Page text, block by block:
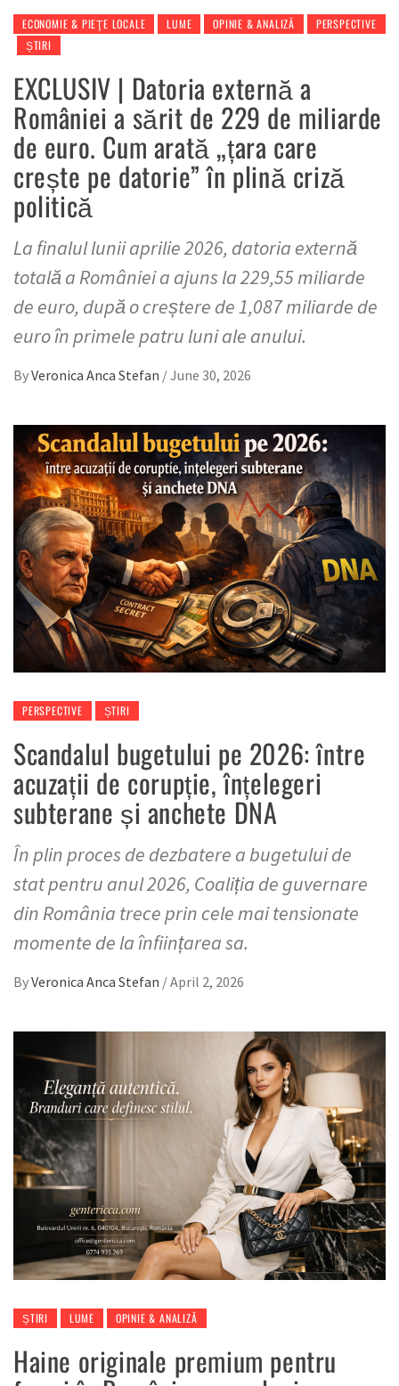
ECONOMIE & PIEŢE LOCALE LUME OPINIE & ANALIZĂ
PERSPECTIVE
ȘTIRI
EXCLUSIV | Datoria externă a
României a sărit de 229 de miliarde
de euro. Cum arată „țara care
crește pe datorie” în plină criză
politică
La finalul lunii aprilie 2026, datoria externă
totală a României a ajuns la 229,55 miliarde
de euro, după o creștere de 1,087 miliarde de
euro în primele patru luni ale anului.
ByVeronica Anca Stefan /June 30, 2026
PERSPECTIVE ȘTIRI
Scandalul bugetului pe 2026: între
acuzații de corupție, înțelegeri
subterane și anchete DNA
În plin proces de dezbatere a bugetului de
stat pentru anul 2026, Coaliția de guvernare
din România trece prin cele mai tensionate
momente de la înființarea sa.
ByVeronica Anca Stefan /April 2, 2026
ȘTIRI LUME OPINIE & ANALIZĂ
Haine originale premium pentru